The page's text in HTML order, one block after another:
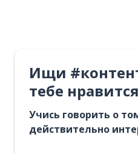
Ищи
тебе нравится
Учись говорить о
действительно